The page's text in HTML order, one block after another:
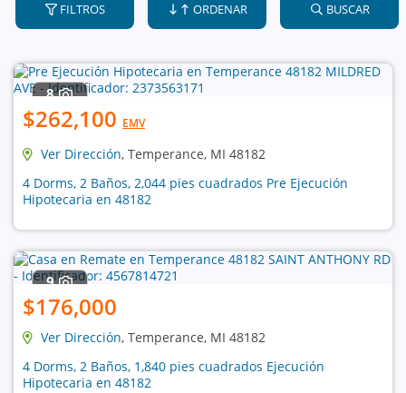
FILTROS ORDENAR BUSCAR
8
$262,100 EMV
Ver Dirección, Temperance, MI 48182
4 Dorms, 2 Baños, 2,044 pies cuadrados Pre Ejecución
Hipotecaria en 48182
9
$176,000
Ver Dirección, Temperance, MI 48182
4 Dorms, 2 Baños, 1,840 pies cuadrados Ejecución
Hipotecaria en 48182